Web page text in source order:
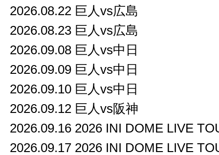
2026.08.22 巨人vs広島
2026.08.23 巨人vs広島
2026.09.08 巨人vs中日
2026.09.09 巨人vs中日
2026.09.10 巨人vs中日
2026.09.12 巨人vs阪神
2026.09.16 2026 INI DOME LIVE
2026.09.17 2026 INI DOME LIVE